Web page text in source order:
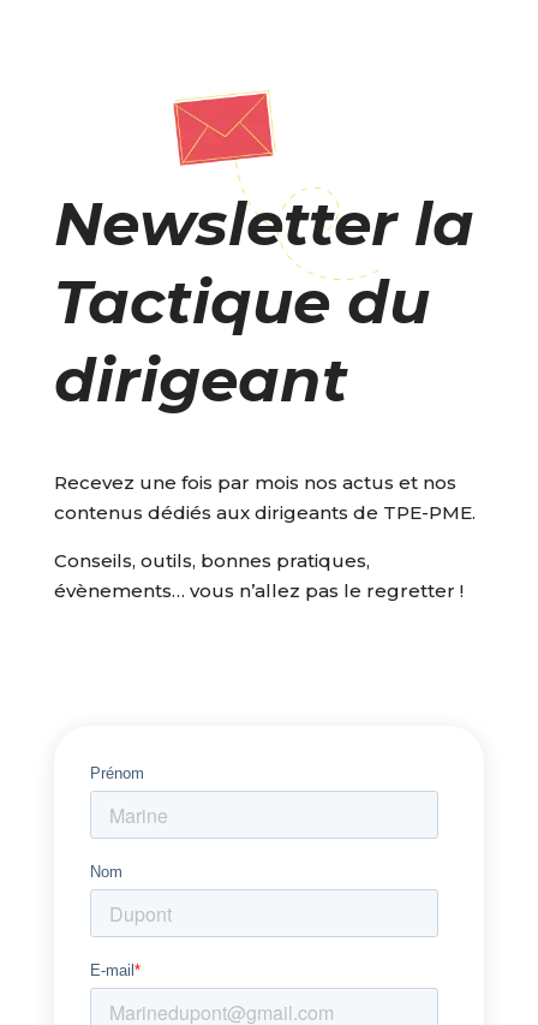
Newsletter la
Tactique du
dirigeant
Recevez une fois par mois nos actus et nos
contenus dédiés aux dirigeants de TPE-PME.
Conseils, outils, bonnes pratiques,
évènements… vous n’allez pas le regretter !